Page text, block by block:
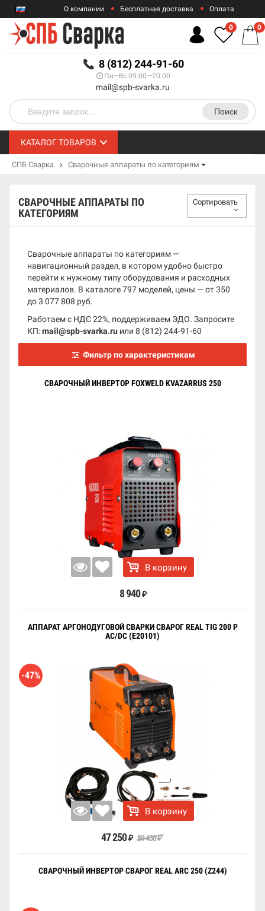
RUB
О компании Бесплатная доставка Оплата
Гарантии
8 (812) 244-91-60
Пн—Вс 09:00—20:00
mail@spb-svarka.ru
Поиск
0 0
КАТАЛОГ ТОВАРОВ
СПБ Сварка Сварочные аппараты по категориям
СВАРОЧНЫЕ АППАРАТЫ ПО
КАТЕГОРИЯМ
Сортировать
Сварочные аппараты по категориям —
навигационный раздел, в котором удобно быстро
перейти к нужному типу оборудования и расходных
материалов. В каталоге 797 моделей, цены — от 350
до 3 077 808 руб.
Работаем с НДС 22%, поддерживаем ЭДО. Запросите
КП:mail@spb-svarka.ru или 8 (812) 244-91-60
Фильтр по характеристикам
СВАРОЧНЫЙ ИНВЕРТОР FOXWELD KVAZARRUS 250
В корзину
8 940 ₽
АППАРАТ АРГОНОДУГОВОЙ СВАРКИ СВАРОГ REAL TIG 200 P
AC/DC (E20101)
-47%
В корзину
47 250 ₽ 89 450₽
СВАРОЧНЫЙ ИНВЕРТОР СВАРОГ REAL ARC 250 (Z244)